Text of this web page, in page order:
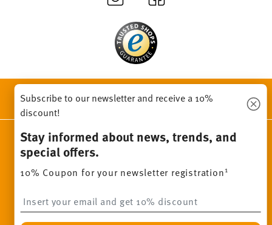
DISCOVER ALL OUR BRANDS
Homepage General terms and conditions
Privacy policy
Imprint
The code can be entered directly during the order process. The
voucher can not be combined with other vouchers or discounts. It
Subscribe to our newsletter and receive a 10%
discount!
Stay informed about news, trends, and
special offers.
10% Coupon for your newsletter registration1